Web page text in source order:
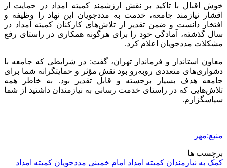
خوش اقبال با تاکید بر نقش ارزشمند کمیته امداد در حمایت از
اقشار نیازمند جامعه، خدمت به مددجویان این نهاد را وظیفه و
افتخار دانست و ضمن تقدیر از تلاش‌های کارکنان کمیته امداد در
سال گذشته، آمادگی خود را برای هرگونه همکاری در راستای رفع
مشکلات مددجویان اعلام کرد.
معاون استاندار و فرماندار تهران، گفت: در شرایطی که جامعه با
دشواری‌های متعددی روبه‌رو بود نقش مؤثر و حمایتگرانه شما برای
جامعه هدف بسیار برجسته و قابل تقدیر بود. به خاطر همه
تلاش‌هایی که در راستای خدمت رسانی به نیازمندان داشتید از شما
سپاسگزارم.
منبع:مهر
برچسب ها
کمک به نیازمندان کمیته امداد امام خمینی مددجویان کمیته امداد